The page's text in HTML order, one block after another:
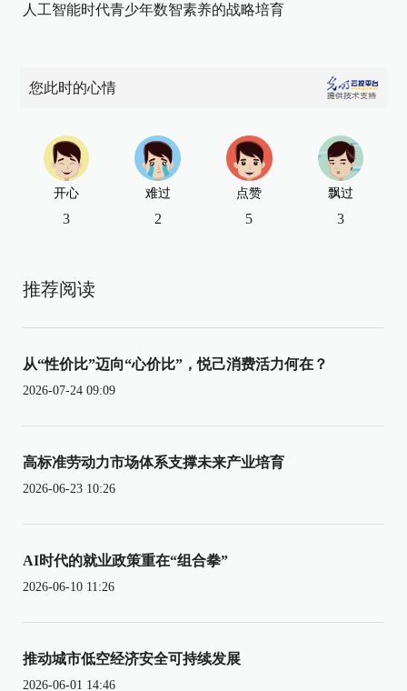
人工智能时代青少年数智素养的战略培育
您此时的心情
开心
3
难过
2
点赞
5
飘过
3
推荐阅读
从“性价比”迈向“心价比”，悦己消费活力何在？
2026-07-24 09:09
高标准劳动力市场体系支撑未来产业培育
2026-06-23 10:26
AI时代的就业政策重在“组合拳”
2026-06-10 11:26
推动城市低空经济安全可持续发展
2026-06-01 14:46